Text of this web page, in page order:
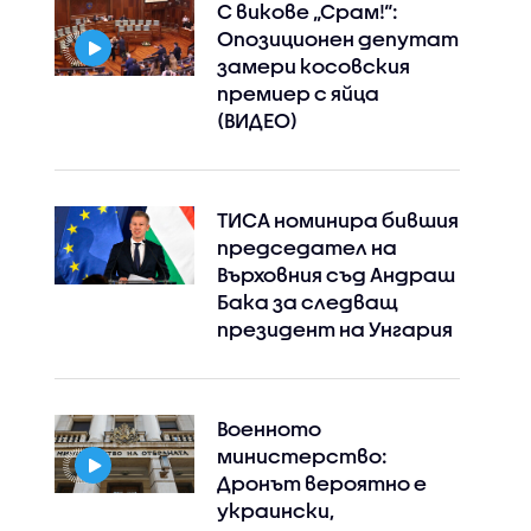
С викове „Срам!“:
Опозиционен депутат
замери косовския
премиер с яйца
(ВИДЕО)
ТИСА номинира бившия
председател на
Върховния съд Андраш
Бака за следващ
президент на Унгария
Военното
министерство:
Дронът вероятно е
украински,